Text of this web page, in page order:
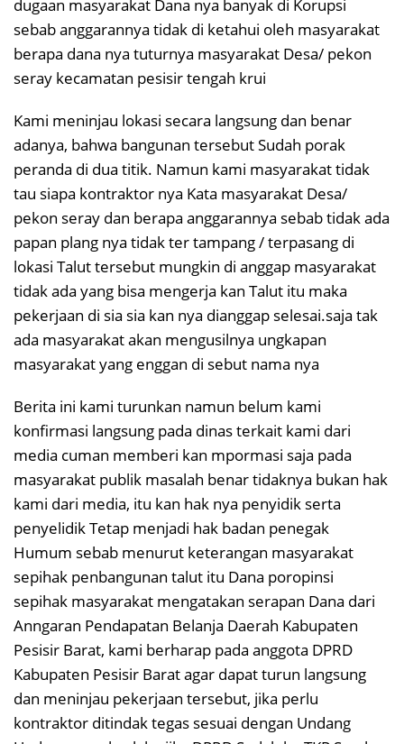
dugaan masyarakat Dana nya banyak di Korupsi
sebab anggarannya tidak di ketahui oleh masyarakat
berapa dana nya tuturnya masyarakat Desa/ pekon
seray kecamatan pesisir tengah krui
Kami meninjau lokasi secara langsung dan benar
adanya, bahwa bangunan tersebut Sudah porak
peranda di dua titik. Namun kami masyarakat tidak
tau siapa kontraktor nya Kata masyarakat Desa/
pekon seray dan berapa anggarannya sebab tidak ada
papan plang nya tidak ter tampang / terpasang di
lokasi Talut tersebut mungkin di anggap masyarakat
tidak ada yang bisa mengerja kan Talut itu maka
pekerjaan di sia sia kan nya dianggap selesai.saja tak
ada masyarakat akan mengusilnya ungkapan
masyarakat yang enggan di sebut nama nya
Berita ini kami turunkan namun belum kami
konfirmasi langsung pada dinas terkait kami dari
media cuman memberi kan mpormasi saja pada
masyarakat publik masalah benar tidaknya bukan hak
kami dari media, itu kan hak nya penyidik serta
penyelidik Tetap menjadi hak badan penegak
Humum sebab menurut keterangan masyarakat
sepihak penbangunan talut itu Dana poropinsi
sepihak masyarakat mengatakan serapan Dana dari
Anngaran Pendapatan Belanja Daerah Kabupaten
Pesisir Barat, kami berharap pada anggota DPRD
Kabupaten Pesisir Barat agar dapat turun langsung
dan meninjau pekerjaan tersebut, jika perlu
kontraktor ditindak tegas sesuai dengan Undang